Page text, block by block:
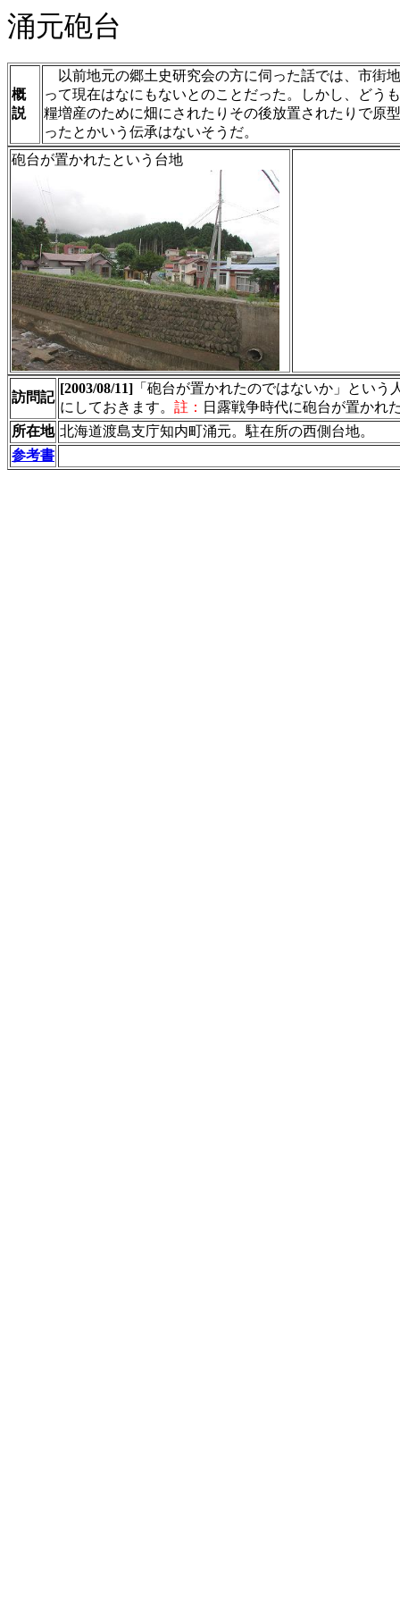
涌元砲台
概
説
以前地元の郷土史研究会の方に伺った話では、市街
って現在はなにもないとのことだった。しかし、どう
糧増産のために畑にされたりその後放置されたりで原
ったとかいう伝承はないそうだ。
砲台が置かれたという台地
訪問記
[2003/08/11] 「砲台が置かれたのではないか」とい
にしておきます。 註： 日露戦争時代に砲台が置かれ
所在地 北海道渡島支庁知内町涌元。駐在所の西側台地。
参考書